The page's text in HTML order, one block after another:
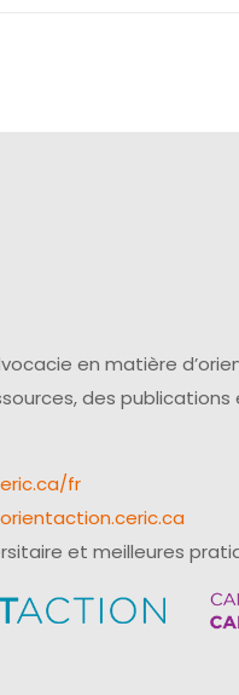
en matière
des
fr
orientaction.ceric.ca
et meilleures